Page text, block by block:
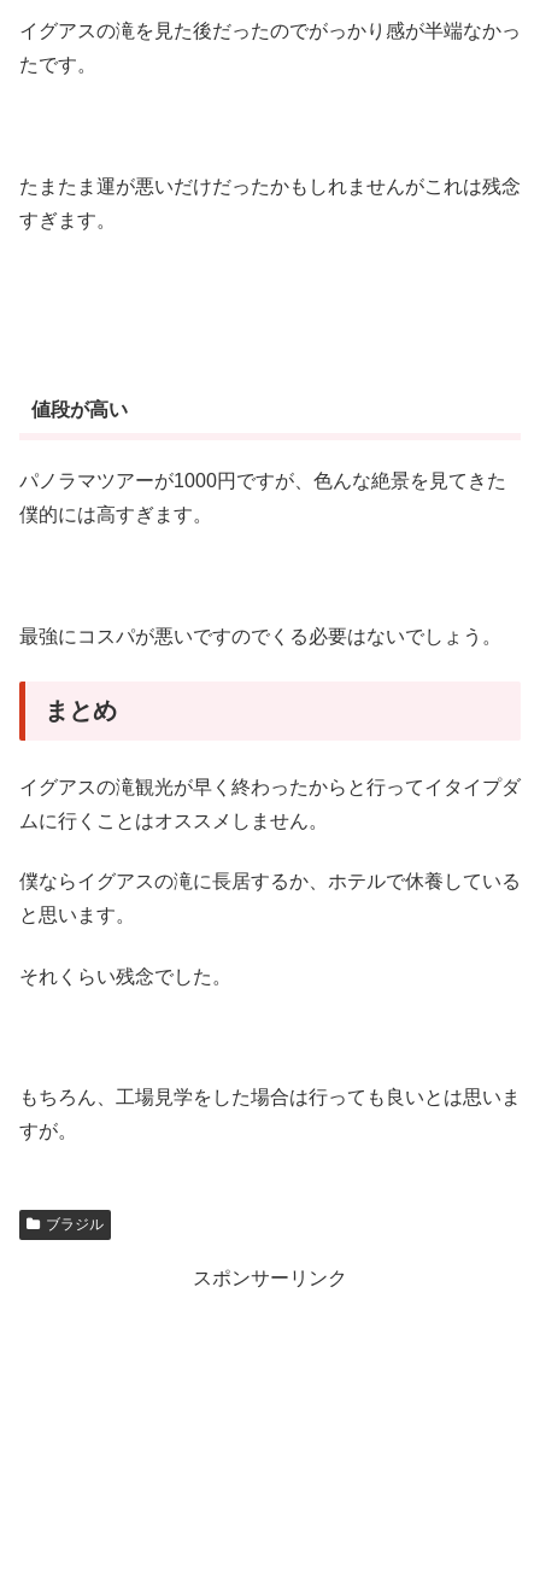
イグアスの滝を見た後だったのでがっかり感が半端なかっ
たです。
たまたま運が悪いだけだったかもしれませんがこれは残念
すぎます。
値段が高い
パノラマツアーが1000円ですが、色んな絶景を見てきた
僕的には高すぎます。
最強にコスパが悪いですのでくる必要はないでしょう。
まとめ
イグアスの滝観光が早く終わったからと行ってイタイプダ
ムに行くことはオススメしません。
僕ならイグアスの滝に長居するか、ホテルで休養している
と思います。
それくらい残念でした。
もちろん、工場見学をした場合は行っても良いとは思いま
すが。
ブラジル
スポンサーリンク